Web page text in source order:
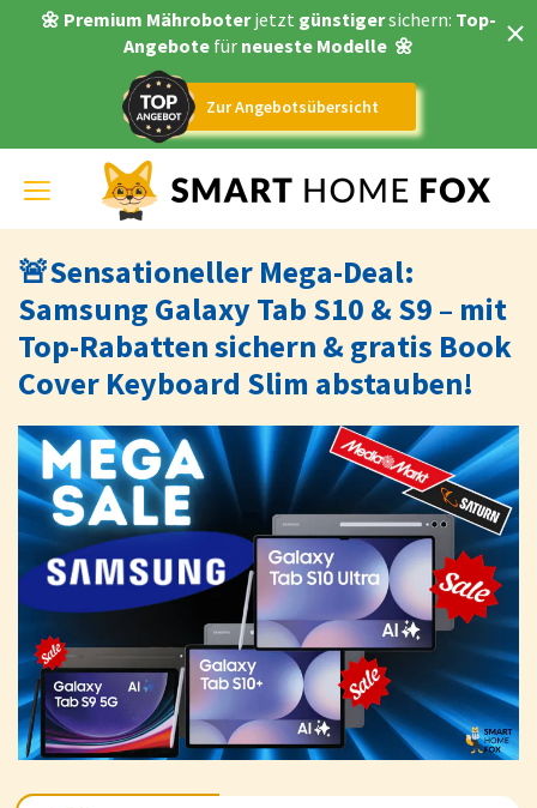
🌼 Premium Mähroboterjetzt günstigersichern: Top-
Angebote für neueste Modelle 🌼
Zur Angebotsübersicht
Toggle
navigation
🚨Sensationeller Mega-Deal:
Samsung Galaxy Tab S10 & S9 – mit
Top-Rabatten sichern & gratis Book
Cover Keyboard Slim abstauben!